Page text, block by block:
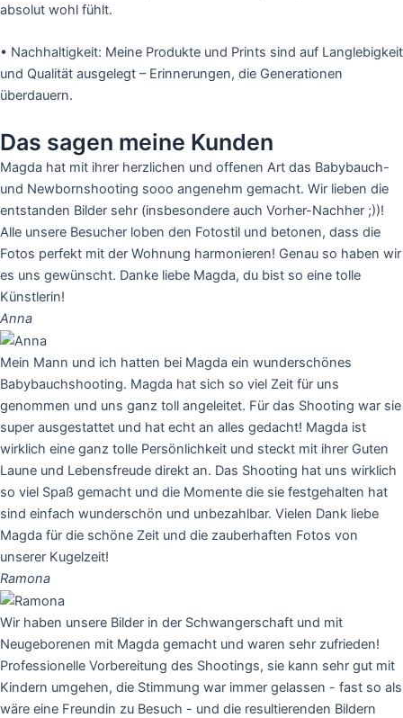
absolut wohl fühlt.
• Nachhaltigkeit: Meine Produkte und Prints sind auf Langlebigkeit
und Qualität ausgelegt – Erinnerungen, die Generationen
überdauern.
Das sagen meine Kunden
Magda hat mit ihrer herzlichen und offenen Art das Babybauch-
und Newbornshooting sooo angenehm gemacht. Wir lieben die
entstanden Bilder sehr (insbesondere auch Vorher-Nachher ;))!
Alle unsere Besucher loben den Fotostil und betonen, dass die
Fotos perfekt mit der Wohnung harmonieren! Genau so haben wir
es uns gewünscht. Danke liebe Magda, du bist so eine tolle
Künstlerin!
Anna
Mein Mann und ich hatten bei Magda ein wunderschönes
Babybauchshooting. Magda hat sich so viel Zeit für uns
genommen und uns ganz toll angeleitet. Für das Shooting war sie
super ausgestattet und hat echt an alles gedacht! Magda ist
wirklich eine ganz tolle Persönlichkeit und steckt mit ihrer Guten
Laune und Lebensfreude direkt an. Das Shooting hat uns wirklich
so viel Spaß gemacht und die Momente die sie festgehalten hat
sind einfach wunderschön und unbezahlbar. Vielen Dank liebe
Magda für die schöne Zeit und die zauberhaften Fotos von
unserer Kugelzeit!
Ramona
Wir haben unsere Bilder in der Schwangerschaft und mit
Neugeborenen mit Magda gemacht und waren sehr zufrieden!
Professionelle Vorbereitung des Shootings, sie kann sehr gut mit
Kindern umgehen, die Stimmung war immer gelassen - fast so als
wäre eine Freundin zu Besuch - und die resultierenden Bildern